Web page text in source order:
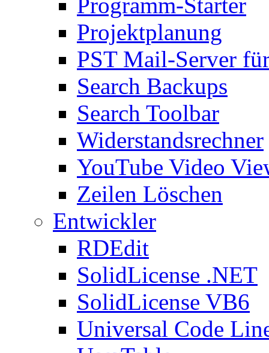
Projektplanung
PST Mail-Server
Search Backups
Search Toolbar
Widerstandsrechner
YouTube Video
Zeilen Löschen
Entwickler
RDEdit
SolidLicense .NET
SolidLicense VB6
Universal Code